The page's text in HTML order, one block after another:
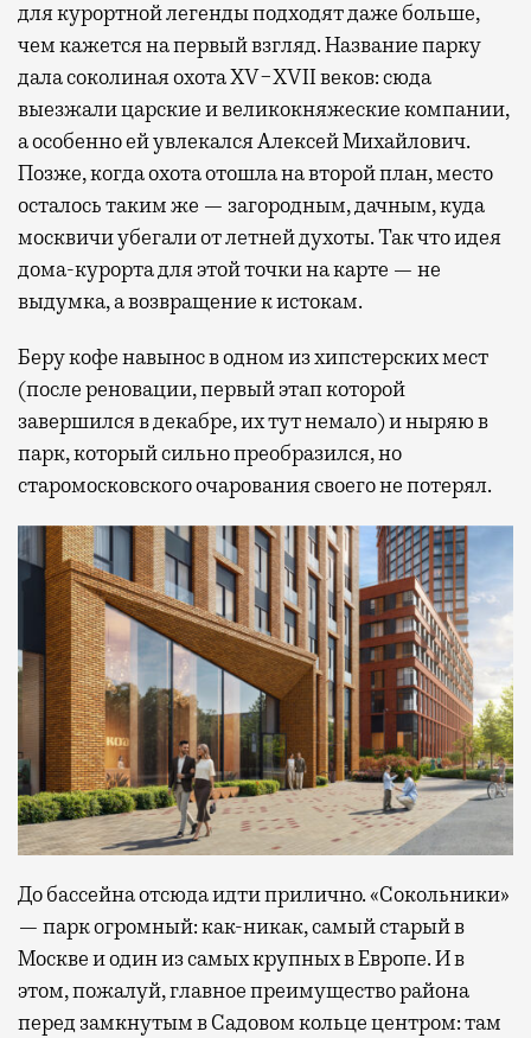
для курортной легенды подходят даже больше,
чем кажется на первый взгляд. Название парку
дала соколиная охота XV−XVII веков: сюда
выезжали царские и великокняжеские компании,
а особенно ей увлекался Алексей Михайлович.
Позже, когда охота отошла на второй план, место
осталось таким же — загородным, дачным, куда
москвичи убегали от летней духоты. Так что идея
дома-курорта для этой точки на карте — не
выдумка, а возвращение к истокам.
Беру кофе навынос в одном из хипстерских мест
(после реновации, первый этап которой
завершился в декабре, их тут немало) и ныряю в
парк, который сильно преобразился, но
старомосковского очарования своего не потерял.
До бассейна отсюда идти прилично. «Сокольники»
— парк огромный: как-никак, самый старый в
Москве и один из самых крупных в Европе. И в
этом, пожалуй, главное преимущество района
перед замкнутым в Садовом кольце центром: там